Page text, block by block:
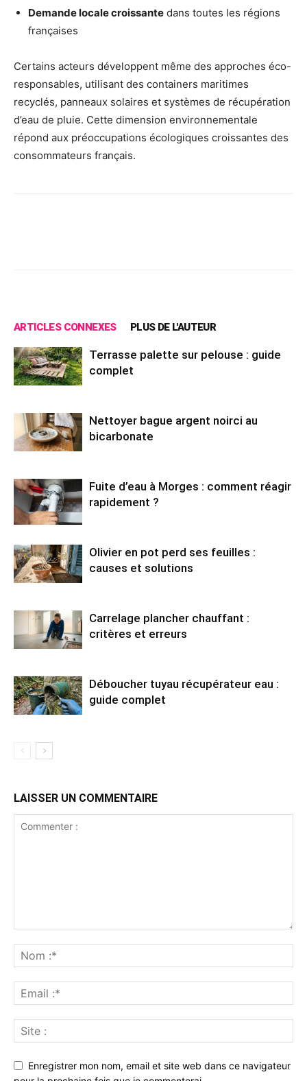
Demande locale croissante dans toutes les régions
françaises
Certains acteurs développent même des approches éco-
responsables, utilisant des containers maritimes
recyclés, panneaux solaires et systèmes de récupération
d’eau de pluie. Cette dimension environnementale
répond aux préoccupations écologiques croissantes des
consommateurs français.
ARTICLES CONNEXES PLUS DE L'AUTEUR
Terrasse palette sur pelouse : guide
complet
Nettoyer bague argent noirci au
bicarbonate
Fuite d’eau à Morges : comment réagir
rapidement ?
Olivier en pot perd ses feuilles :
causes et solutions
Carrelage plancher chauffant :
critères et erreurs
Déboucher tuyau récupérateur eau :
guide complet
LAISSER UN COMMENTAIRE
Enregistrer mon nom, email et site web dans ce navigateur